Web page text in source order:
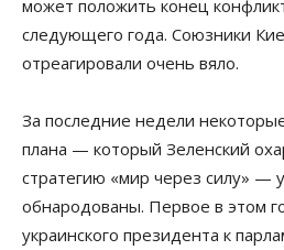
может положить конец
следующего года. Союзники
отреагировали очень вяло.
За последние недели
плана — который Зеленский
стратегию «мир через силу» —
обнародованы. Первое в этом
украинского президента к